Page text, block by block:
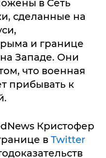
в Сеть
сделанные на
и границе
Западе. Они
что военная
прибывать к
Кристофер
в Twitter